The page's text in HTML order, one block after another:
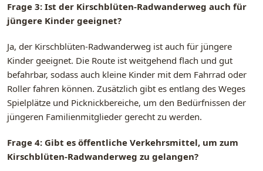
Frage 3: Ist der Kirschblüten-Radwanderweg auch für
jüngere Kinder geeignet?
Ja, der Kirschblüten-Radwanderweg ist auch für jüngere
Kinder geeignet. Die Route ist weitgehend flach und gut
befahrbar, sodass auch kleine Kinder mit dem Fahrrad oder
Roller fahren können. Zusätzlich gibt es entlang des Weges
Spielplätze und Picknickbereiche, um den Bedürfnissen der
jüngeren Familienmitglieder gerecht zu werden.
Frage 4: Gibt es öffentliche Verkehrsmittel, um zum
Kirschblüten-Radwanderweg zu gelangen?